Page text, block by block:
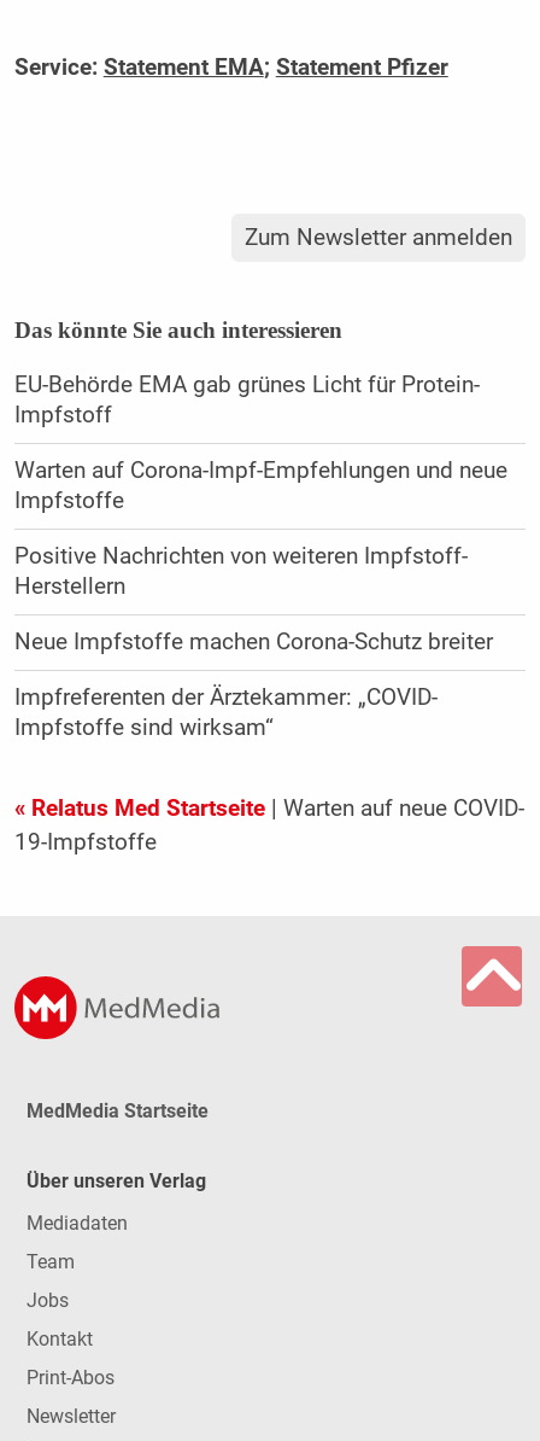
Service: Statement EMA; Statement Pfizer
Zum Newsletter anmelden
Das könnte Sie auch interessieren
EU-Behörde EMA gab grünes Licht für Protein-
Impfstoff
Warten auf Corona-Impf-Empfehlungen und neue
Impfstoffe
Positive Nachrichten von weiteren Impfstoff-
Herstellern
Neue Impfstoffe machen Corona-Schutz breiter
Impfreferenten der Ärztekammer: „COVID-
Impfstoffe sind wirksam“
« Relatus Med Startseite| Warten auf neue COVID-
19-Impfstoffe
MedMedia Startseite
Über unseren Verlag
Mediadaten
Team
Jobs
Kontakt
Print-Abos
Newsletter